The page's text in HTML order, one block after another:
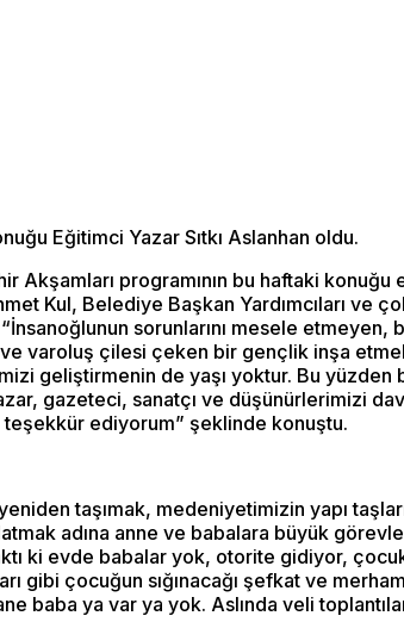
Eğitimci Yazar Sıtkı Aslanhan oldu.
programının bu haftaki konuğu
Kul, Belediye Başkan Yardımcıları ve
sorunlarını mesele
varoluş çilesi çeken bir gençlik inşa
geliştirmenin de yaşı yoktur. Bu
gazeteci, sanatçı ve düşünürlerimizi
teşekkür ediyorum” şeklinde konuştu.
yeniden taşımak, medeniyetimizin yapı
adına anne ve babalara büyük
ki evde babalar yok, otorite gidiyor,
gibi çocuğun sığınacağı şefkat ve
baba ya var ya yok. Aslında veli